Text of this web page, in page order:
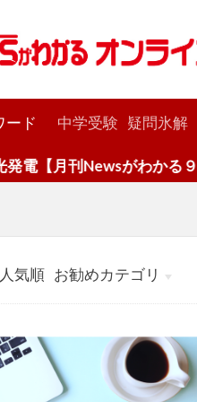
ード 中学受験 疑問氷解
Newsがわかる９月号】
人気順 お勧めカテゴリ
投稿
学び
マンガ
電子書籍